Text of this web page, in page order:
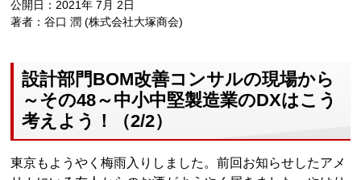
公開日：2021年 7月 2日
著者：谷口 潤 (株式会社大塚商会)
設計部門BOM改善コンサルの現場から
～その48～中小中堅製造業のDXはこう
考えよう！（2/2）
東京もようやく梅雨入りしました。前回お知らせしたアメ